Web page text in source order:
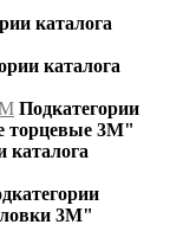
каталога
каталога
Подкатегории
торцевые 3М"
каталога
3М"